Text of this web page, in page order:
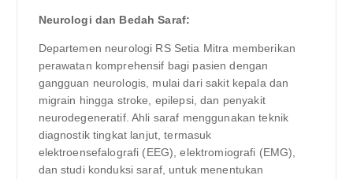
Neurologi dan Bedah Saraf:
Departemen neurologi RS Setia Mitra memberikan
perawatan komprehensif bagi pasien dengan
gangguan neurologis, mulai dari sakit kepala dan
migrain hingga stroke, epilepsi, dan penyakit
neurodegeneratif. Ahli saraf menggunakan teknik
diagnostik tingkat lanjut, termasuk
elektroensefalografi (EEG), elektromiografi (EMG),
dan studi konduksi saraf, untuk menentukan